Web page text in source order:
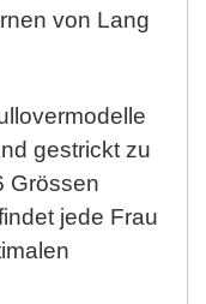
von Lang
gestrickt zu
Grössen
jede Frau